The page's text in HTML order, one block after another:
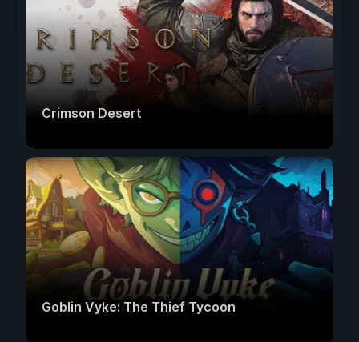
Crimson Desert
Goblin Vyke: The Thief Tycoon